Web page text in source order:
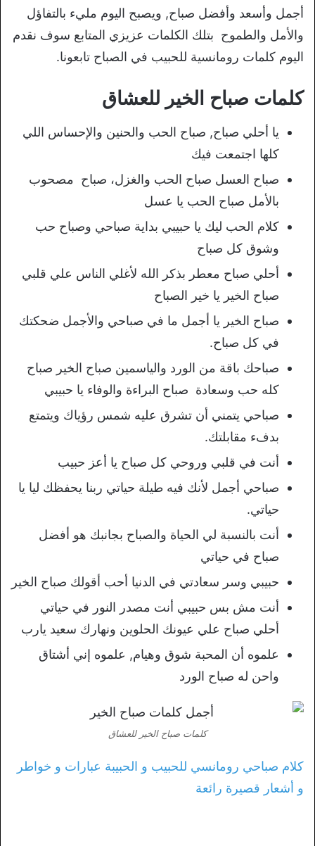
أجمل وأسعد وأفضل صباح, ويصبح اليوم مليء بالتفاؤل
والأمل والطموح بتلك الكلمات عزيزي المتابع سوف نقدم
اليوم كلمات رومانسية للحبيب في الصباح تابعونا.
كلمات صباح الخير للعشاق
يا أحلي صباح, صباح الحب والحنين والإحساس اللي
كلها اجتمعت فيك
صباح العسل صباح الحب والغزل، صباح مصحوب
بالأمل صباح الحب يا عسل
كلام الحب ليك يا حبيبي بداية صباحي وصباح حب
وشوق كل صباح
أحلي صباح معطر بذكر الله لأغلي الناس علي قلبي
صباح الخير يا خير الصباح
صباح الخير يا أجمل ما في صباحي والأجمل ضحكتك
في كل صباح.
صباحك باقة من الورد والياسمين صباح الخير صباح
كله حب وسعادة صباح البراءة والوفاء يا حبيبي
صباحي يتمني أن تشرق عليه شمس رؤياك ويتمتع
بدفء مقابلتك.
أنت في قلبي وروحي كل صباح يا أعز حبيب
صباحي أجمل لأنك فيه طيلة حياتي ربنا يحفظك ليا يا
حياتي.
أنت بالنسبة لي الحياة والصباح بجانبك هو أفضل
صباح في حياتي
حبيبي وسر سعادتي في الدنيا أحب أقولك صباح الخير
أنت مش بس حبيبي أنت مصدر النور في حياتي
أحلي صباح علي عيونك الحلوين ونهارك سعيد يارب
علموه أن المحبة شوق وهيام, علموه إني أشتاق
واحن له صباح الورد
كلمات صباح الخير للعشاق
كلام صباحي رومانسي للحبيب و الحبيبة عبارات و خواطر
و أشعار قصيرة رائعة